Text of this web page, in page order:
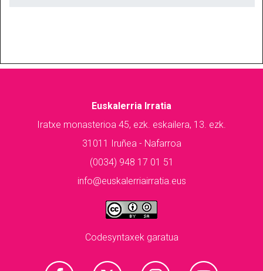
Euskalerria Irratia
Iratxe monasterioa 45, ezk. eskailera, 13. ezk.
31011 Iruñea - Nafarroa
(0034) 948 17 01 51
info@euskalerriairratia.eus
Codesyntaxek garatua